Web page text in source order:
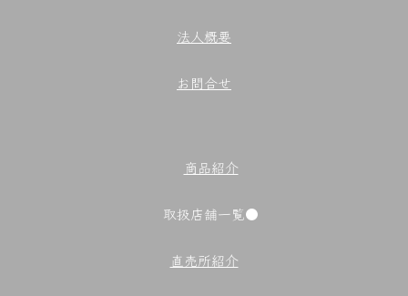
法人概要
お問合せ
商品紹介
取扱店舗一覧●
直売所紹介